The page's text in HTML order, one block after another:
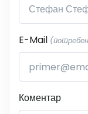
E-Mail
Коментар